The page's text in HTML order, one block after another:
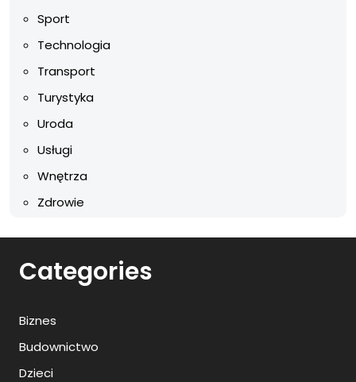
Sport
Technologia
Transport
Turystyka
Uroda
Usługi
Wnętrza
Zdrowie
Categories
Biznes
Budownictwo
Dzieci